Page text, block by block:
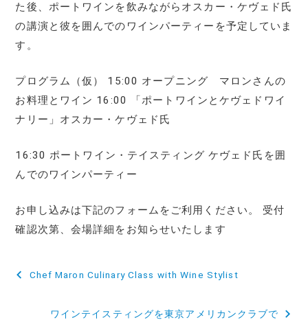
た後、ポートワインを飲みながらオスカー・ケヴェド氏
の講演と彼を囲んでのワインパーティーを予定していま
す。
プログラム（仮） 15:00 オープニング マロンさんの
お料理とワイン 16:00 「ポートワインとケヴェドワイ
ナリー」オスカー・ケヴェド氏
16:30 ポートワイン・テイスティング ケヴェド氏を囲
んでのワインパーティー
お申し込みは下記のフォームをご利用ください。 受付
確認次第、会場詳細をお知らせいたします
投
Chef Maron Culinary Class with Wine Stylist
ワインテイスティングを東京アメリカンクラブで